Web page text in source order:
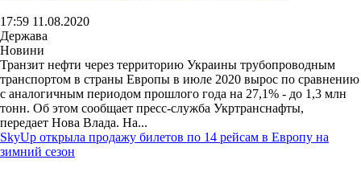
17:59 11.08.2020
Держава
Новини
Транзит нефти через территорию Украины трубопроводным
транспортом в страны Европы в июле 2020 вырос по сравнению
с аналогичным периодом прошлого года на 27,1% - до 1,3 млн
тонн. Об этом сообщает пресс-служба Укртранснафты,
передает Нова Влада. На...
SkyUp открыла продажу билетов по 14 рейсам в Европу на
зимний сезон